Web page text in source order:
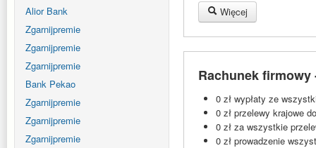
Alior Bank
Zgarnijpremie
Zgarnijpremie
Zgarnijpremie
Bank Pekao
Zgarnijpremie
Zgarnijpremie
Zgarnijpremie
Więcej
Rachunek
0 zł wypłaty ze
0 zł przelewy krajowe
0 zł za wszystkie
0 zł prowadzenie